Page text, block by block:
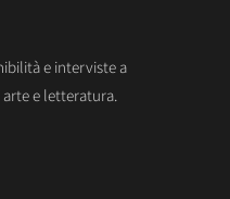
e interviste a
e letteratura.